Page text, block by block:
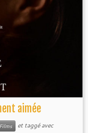
aimée
Films et taggé avec